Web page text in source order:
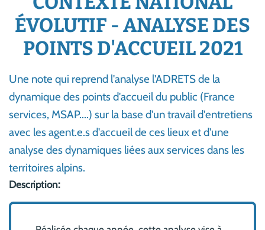
ÉVOLUTIF - ANALYSE DES
POINTS D'ACCUEIL 2021
Une note qui reprend l'analyse l'ADRETS de la
dynamique des points d'accueil du public (France
services, MSAP....) sur la base d'un travail d'entretiens
avec les agent.e.s d'accueil de ces lieux et d'une
analyse des dynamiques liées aux services dans les
territoires alpins.
Description: